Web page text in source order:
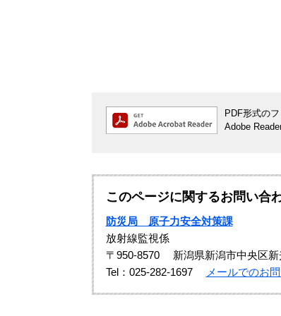
PDF形式の
Adobe
このページに関するお問い合
防災局 原子力安全対策課
放射線監視係
〒950-8570
新潟県新潟市中央区
Tel：025-282-1697
メールでのお